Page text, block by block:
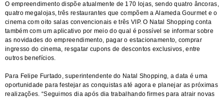
O empreendimento dispõe atualmente de 170 lojas, sendo quatro âncoras,
quatro megalojas, três restaurantes que compõem a Alameda Gourmet e o
cinema com oito salas convencionais e três VIP. O Natal Shopping conta
também com um aplicativo por meio do qual é possível se informar sobre
as novidades do empreendimento, pagar o estacionamento, comprar
ingresso do cinema, resgatar cupons de descontos exclusivos, entre
outros benefícios.
Para Felipe Furtado, superintendente do Natal Shopping, a data é uma
oportunidade para festejar as conquistas até agora e planejar as próximas
realizações. “Seguimos dia após dia trabalhando firmes para atrair novas